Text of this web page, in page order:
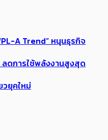
A Trend” หนุนธุรกิจ
ลดการใช้พลังงานสูงสุด
วยุคใหม่